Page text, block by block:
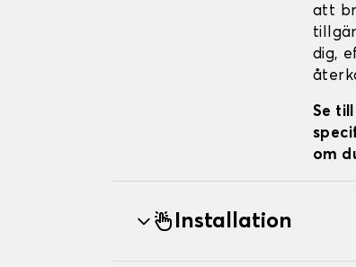
att
dig,
Se
om
Installation